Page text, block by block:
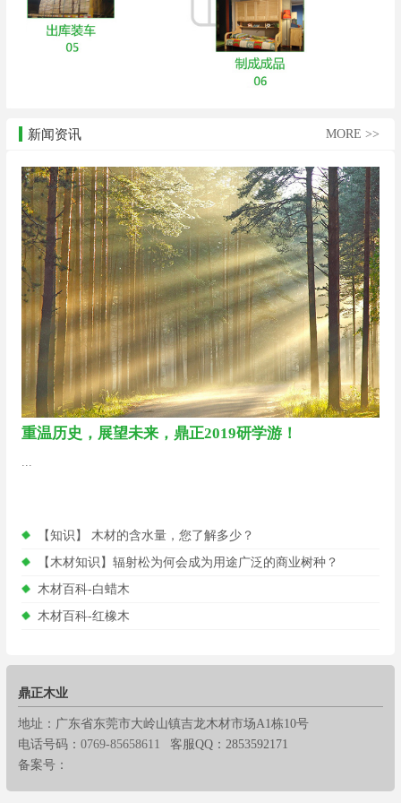
新闻资讯 MORE >>
重温历史，展望未来，鼎正2019研学游！
【知识】 木材的含水量，您了解多少？
【木材知识】辐射松为何会成为用途广泛的商业树种？
木材百科-白蜡木
木材百科-红橡木
鼎正木业
地址：广东省东莞市大岭山镇吉龙木材市场A1栋10号
电话号码： 0769-85658611
客服QQ：2853592171
备案号：